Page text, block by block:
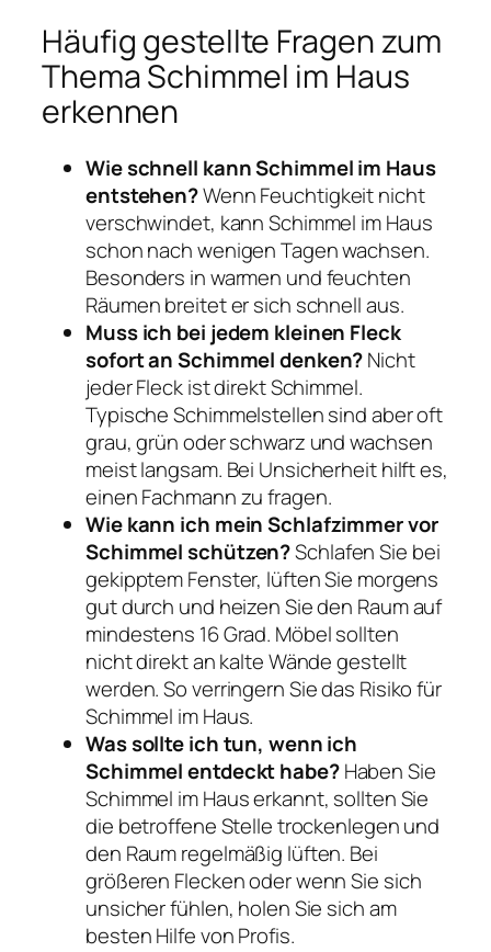
Häufig gestellte Fragen zum
Thema Schimmel im Haus
erkennen
Wie schnell kann Schimmel im Haus
entstehen?Wenn Feuchtigkeit nicht
verschwindet, kann Schimmel im Haus
schon nach wenigen Tagen wachsen.
Besonders in warmen und feuchten
Räumen breitet er sich schnell aus.
Muss ich bei jedem kleinen Fleck
sofort an Schimmel denken?Nicht
jeder Fleck ist direkt Schimmel.
Typische Schimmelstellen sind aber oft
grau, grün oder schwarz und wachsen
meist langsam. Bei Unsicherheit hilft es,
einen Fachmann zu fragen.
Wie kann ich mein Schlafzimmer vor
Schimmel schützen?Schlafen Sie bei
gekipptem Fenster, lüften Sie morgens
gut durch und heizen Sie den Raum auf
mindestens 16 Grad. Möbel sollten
nicht direkt an kalte Wände gestellt
werden. So verringern Sie das Risiko für
Schimmel im Haus.
Was sollte ich tun, wenn ich
Schimmel entdeckt habe?Haben Sie
Schimmel im Haus erkannt, sollten Sie
die betroffene Stelle trockenlegen und
den Raum regelmäßig lüften. Bei
größeren Flecken oder wenn Sie sich
unsicher fühlen, holen Sie sich am
besten Hilfe von Profis.